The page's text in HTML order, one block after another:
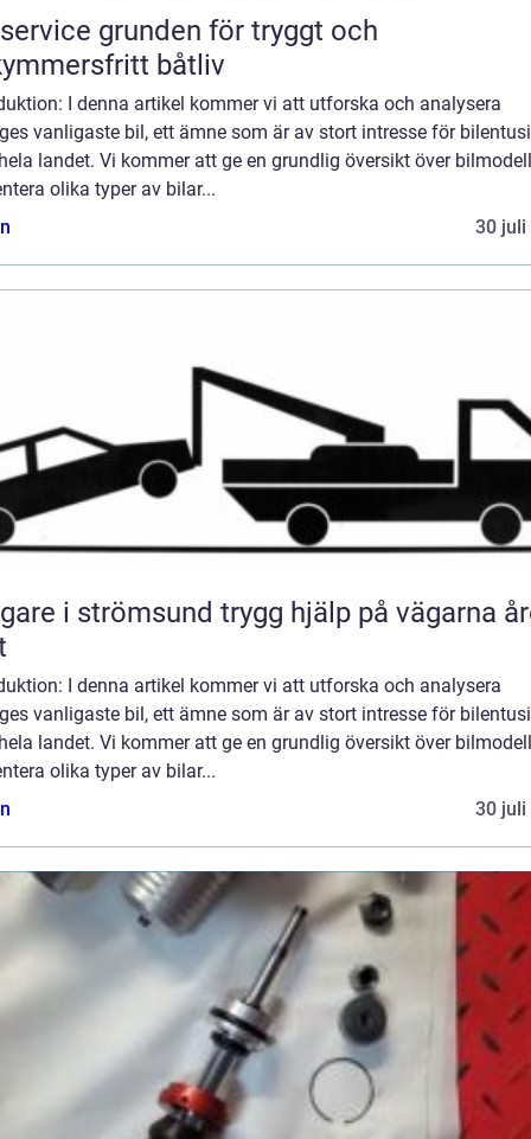
för tryggt och
båtliv
I denna artikel kommer vi att utforska och analysera
vanligaste bil, ett ämne som är av stort intresse för
landet. Vi kommer att ge en grundlig översikt över
olika typer av bilar...
30 juli
strömsund trygg hjälp på vägarna året
I denna artikel kommer vi att utforska och analysera
vanligaste bil, ett ämne som är av stort intresse för
landet. Vi kommer att ge en grundlig översikt över
olika typer av bilar...
30 juli